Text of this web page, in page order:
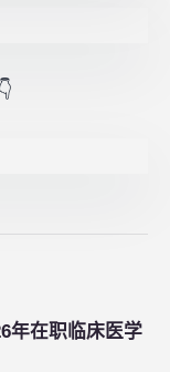
年在职临床医学